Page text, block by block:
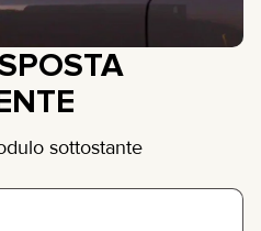
sottostante